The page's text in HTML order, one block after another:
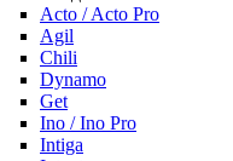
Acto / Acto Pro
Agil
Chili
Dynamo
Get
Ino / Ino Pro
Intiga